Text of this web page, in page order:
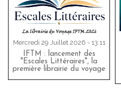
Mercredi 29 Juillet 2026 - 13:11
IFTM : lancement des
"Escales Littéraires", la
première librairie du voyage